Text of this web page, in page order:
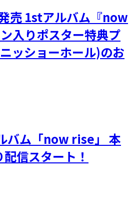
売 1stアルバム『now
入りポスター特典プ
ッショーホール)のお
バム「now rise」 本
信スタート！